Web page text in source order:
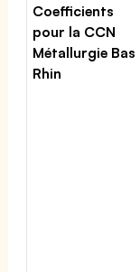
Coefficients
pour la CCN
Métallurgie Bas
Rhin